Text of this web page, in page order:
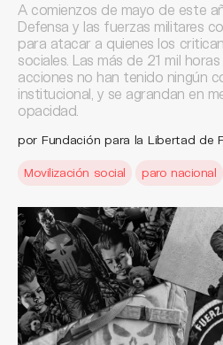
A comienzos de mayo de este
Defensa y las fuerzas militares
para atacar a quienes los
sociales. Las más de 21 mil
acciones no han tenido ningún
institucional, y se agrandan en
opacidad.
por Fundación para la Libertad de
Movilización social paro nacional